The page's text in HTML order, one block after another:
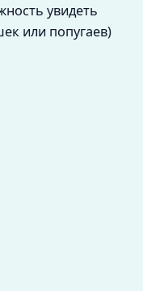
увидеть
или попугаев)